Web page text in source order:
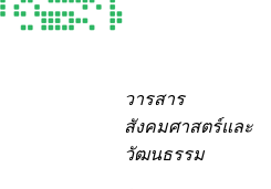
วารสาร
สังคมศาสตร์และ
วัฒนธรรม